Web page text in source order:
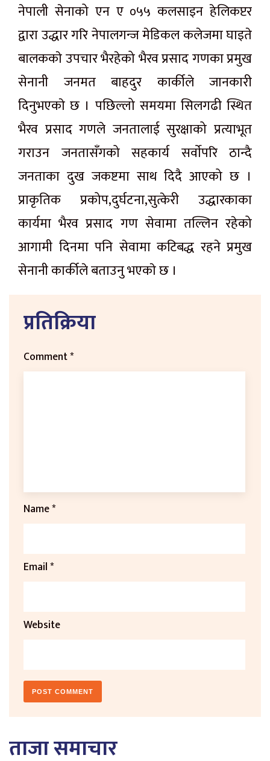
नेपाली सेनाको एन ए ०५५ कलसाइन हेलिकप्टर
द्वारा उद्धार गरि नेपालगन्ज मेडिकल कलेजमा घाइते
बालककाे उपचार भैरहेको भैरव प्रसाद गणका प्रमुख
सेनानी जनमत बाहदुर कार्कीले जानकारी
दिनुभएकाे छ । पछिल्लो समयमा सिलगढी स्थित
भैरव प्रसाद गणले जनतालाई सुरक्षाको प्रत्याभूत
गराउन जनतासँगको सहकार्य सर्वाेपरि ठान्दै
जनताका दुख जकष्टमा साथ दिदै आएको छ ।
प्राकृतिक प्रकोप,दुर्घटना,सुत्केरी उद्धारकाका
कार्यमा भैरव प्रसाद गण सेवामा तल्लिन रहेको
आगामी दिनमा पनि सेवामा कटिबद्ध रहने प्रमुख
सेनानी कार्कीले बताउनु भएकाे छ ।
प्रतिक्रिया
Comment*
Name*
Email*
Website
ताजा समाचार